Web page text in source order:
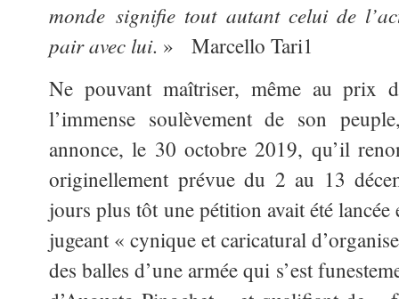
mondesignifie tout autant celui de
pair avec lui. »
Marcello Tari1
Ne pouvant maîtriser, même au prix
l’immense soulèvement de son
annonce, le 30 octobre 2019, qu’il
originellement prévue du 2 au 13
jours plus tôt une pétition avait été
jugeant « cynique et caricatural
des balles d’une armée qui s’est